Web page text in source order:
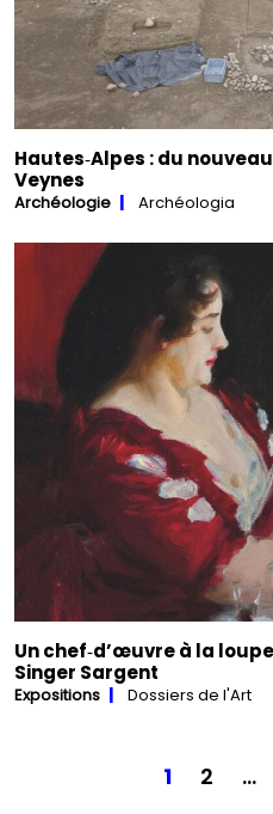
Hautes‑Alpes : du
Veynes
Archéologie Archéologia
Un chef‑d’œuvre à la
Singer Sargent
Expositions Dossiers de l'Art
1 2 …